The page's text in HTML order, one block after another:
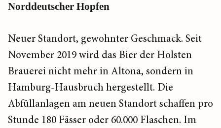
Norddeutscher Hopfen
Neuer Standort, gewohnter Geschmack. Seit
November 2019 wird das Bier der Holsten
Brauerei nicht mehr in Altona, sondern in
Hamburg-Hausbruch hergestellt. Die
Abfüllanlagen am neuen Standort schaffen pro
Stunde 180 Fässer oder 60.000 Flaschen. Im